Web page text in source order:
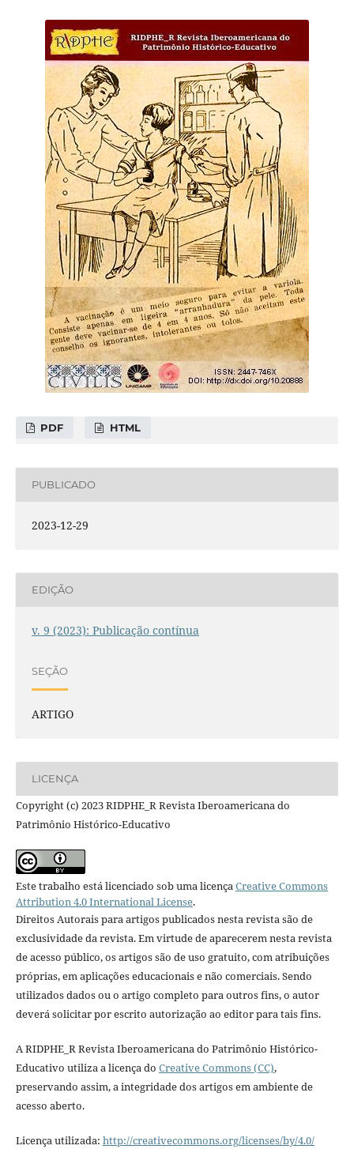
PDF HTML
PUBLICADO
2023-12-29
EDIÇÃO
v. 9 (2023): Publicação contínua
SEÇÃO
ARTIGO
LICENÇA
Copyright (c) 2023 RIDPHE_R Revista Iberoamericana do
Patrimônio Histórico-Educativo
Este trabalho está licenciado sob uma licençaCreative Commons
Attribution 4.0 International License.
Direitos Autorais para artigos publicados nesta revista são de
exclusividade da revista. Em virtude de aparecerem nesta revista
de acesso público, os artigos são de uso gratuito, com atribuições
próprias, em aplicações educacionais e não comerciais. Sendo
utilizados dados ou o artigo completo para outros fins, o autor
deverá solicitar por escrito autorização ao editor para tais fins.
A RIDPHE_R Revista Iberoamericana do Patrimônio Histórico-
Educativo utiliza a licença do Creative Commons (CC),
preservando assim, a integridade dos artigos em ambiente de
acesso aberto.
Licença utilizada: http://creativecommons.org/licenses/by/4.0/